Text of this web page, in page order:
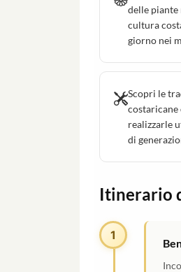
delle
cultura
giorno nei
Scopri le
costaricane
realizzarle
di
Itinerario
1